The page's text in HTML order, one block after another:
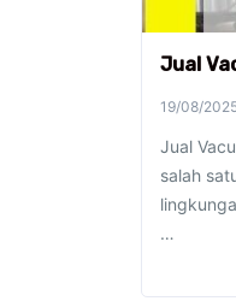
Jual
19/08/
Jual
salah
…